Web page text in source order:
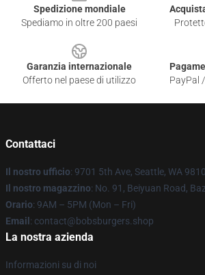
Spedizione mondiale
Spediamo in oltre 200 paesi
Garanzia internazionale
Offerto nel paese di utilizzo
PayPal
Contattaci
Il nostro ufficio: 9701 5th Ave, Seattle, WA
Il nostro magazzino: No. 91, Beiyuan Road,
Orario: 9AM – 5PM (Mon – Fri)
Email : contact@bobsburgers.shop
La nostra azienda
Informazioni su di noi